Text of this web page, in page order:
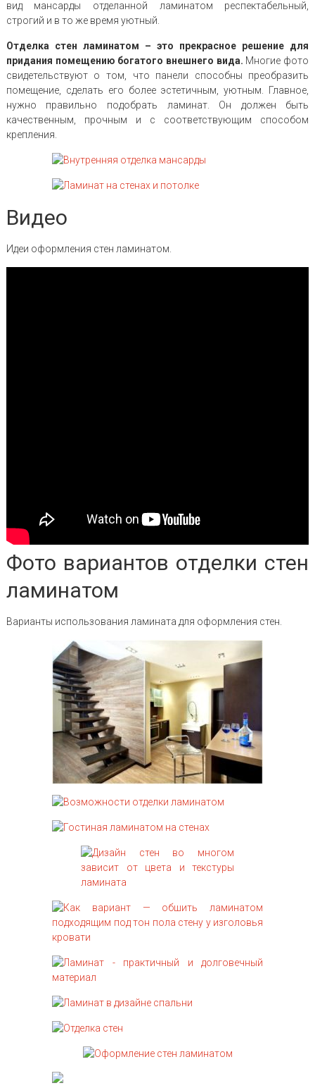
вид мансарды отделанной ламинатом респектабельный,
строгий и в то же время уютный.
Отделка стен ламинатом – это прекрасное решение для
придания помещению богатого внешнего вида. Многие фото
свидетельствуют о том, что панели способны преобразить
помещение, сделать его более эстетичным, уютным. Главное,
нужно правильно подобрать ламинат. Он должен быть
качественным, прочным и с соответствующим способом
крепления.
Видео
Идеи оформления стен ламинатом.
Фото вариантов отделки стен
ламинатом
Варианты использования ламината для оформления стен.